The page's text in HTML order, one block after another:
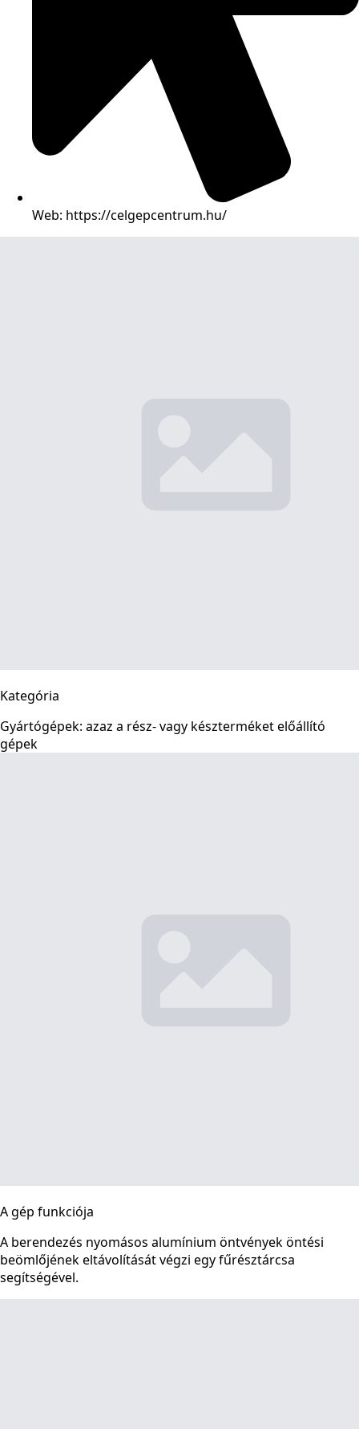
Web: https://celgepcentrum.hu/
Kategória
Gyártógépek: azaz a rész- vagy készterméket előállító
gépek
A gép funkciója
A berendezés nyomásos alumínium öntvények öntési
beömlőjének eltávolítását végzi egy fűrésztárcsa
segítségével.